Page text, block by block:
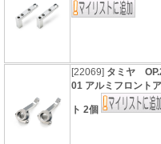
[22069] タミヤ
01 アルミフロント
ト 2個